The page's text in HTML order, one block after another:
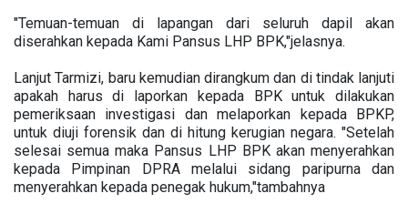
"Temuan-temuan di lapangan dari seluruh dapil akan
diserahkan kepada Kami Pansus LHP BPK,"jelasnya.
Lanjut Tarmizi, baru kemudian dirangkum dan di tindak lanjuti
apakah harus di laporkan kepada BPK untuk dilakukan
pemeriksaan investigasi dan melaporkan kepada BPKP,
untuk diuji forensik dan di hitung kerugian negara. "Setelah
selesai semua maka Pansus LHP BPK akan menyerahkan
kepada Pimpinan DPRA melalui sidang paripurna dan
menyerahkan kepada penegak hukum,"tambahnya